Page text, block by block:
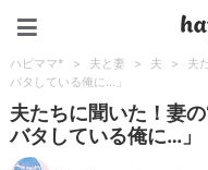
ハピママ* > 夫と妻 > 夫 >
夫
バタしている俺に…」
夫たちに聞いた！妻
バタしている俺に…」